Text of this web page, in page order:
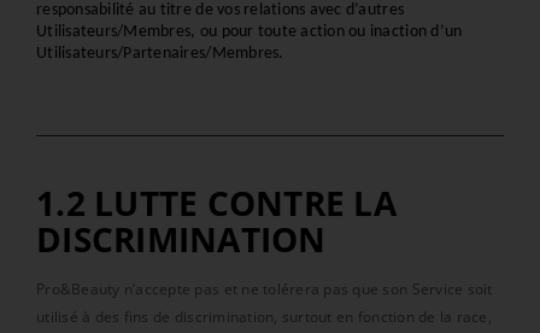
responsabilité au titre de vos relations avec d’autres
Utilisateurs/Membres, ou pour toute action ou inaction d’un
Utilisateurs/Partenaires/Membres.
1.2 LUTTE CONTRE LA
DISCRIMINATION
Pro&Beauty n’accepte pas et ne tolérera pas que son Service soit
utilisé à des fins de discrimination, surtout en fonction de la race,